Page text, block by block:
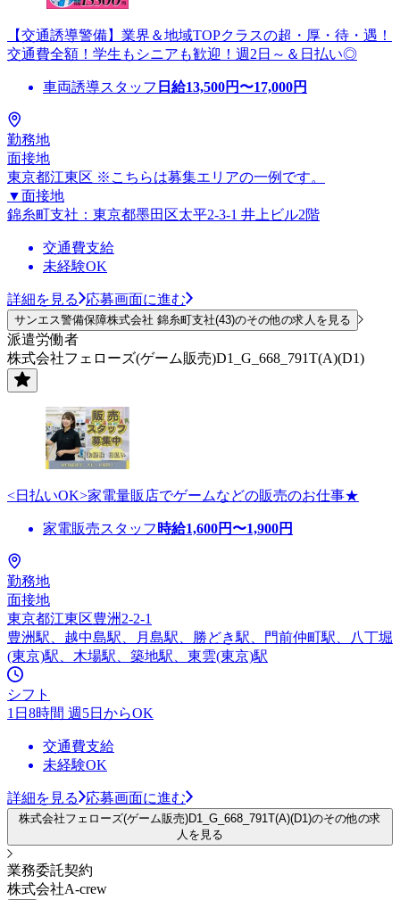
【交通誘導警備】業界＆地域TOPクラスの超・厚・待・遇！
交通費全額！学生もシニアも歓迎！週2日～＆日払い◎
車両誘導スタッフ 日給13,500円〜17,000円
勤務地
面接地
東京都江東区 ※こちらは募集エリアの一例です。
▼面接地
錦糸町支社：東京都墨田区太平2-3-1 井上ビル2階
交通費支給
未経験OK
詳細を見る 応募画面に進む
サンエス警備保障株式会社 錦糸町支社(43)のその他の求人を見る
派遣労働者
株式会社フェローズ(ゲーム販売)D1_G_668_791T(A)(D1)
<日払いOK>家電量販店でゲームなどの販売のお仕事★
家電販売スタッフ 時給1,600円〜1,900円
勤務地
面接地
東京都江東区豊洲2-2-1
豊洲駅、越中島駅、月島駅、勝どき駅、門前仲町駅、八丁堀
(東京)駅、木場駅、築地駅、東雲(東京)駅
シフト
1日8時間 週5日からOK
交通費支給
未経験OK
詳細を見る 応募画面に進む
株式会社フェローズ(ゲーム販売)D1_G_668_791T(A)(D1)のその他の求
人を見る
業務委託契約
株式会社A-crew